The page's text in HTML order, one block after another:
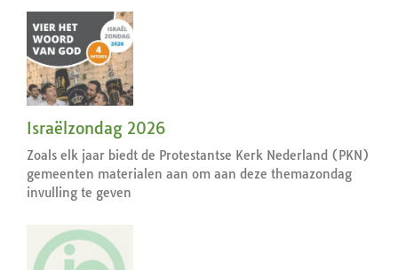
Israëlzondag 2026
Zoals elk jaar biedt de Protestantse Kerk Nederland (PKN)
gemeenten materialen aan om aan deze themazondag
invulling te geven